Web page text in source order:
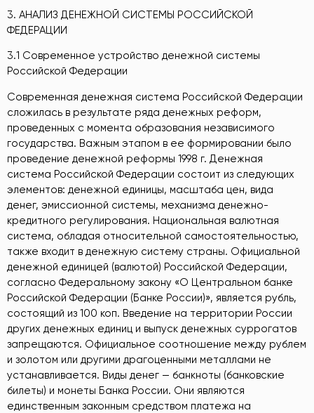
3. АНАЛИЗ ДЕНЕЖНОЙ СИСТЕМЫ РОССИЙСКОЙ
ФЕДЕРАЦИИ
3.1 Современное устройство денежной системы
Российской Федерации
Современная денежная система Российской Федерации
сложилась в результате ряда денежных реформ,
проведенных с момента образования независимого
государства. Важным этапом в ее формировании было
проведение денежной реформы 1998 г. Денежная
система Российской Федерации состоит из следующих
элементов: денежной единицы, масштаба цен, вида
денег, эмиссионной системы, механизма денежно-
кредитного регулирования. Национальная валютная
система, обладая относительной самостоятельностью,
также входит в денежную систему страны. Официальной
денежной единицей (валютой) Российской Федерации,
согласно Федеральному закону «О Центральном банке
Российской Федерации (Банке России)», является рубль,
состоящий из 100 коп. Введение на территории России
других денежных единиц и выпуск денежных суррогатов
запрещаются. Официальное соотношение между рублем
и золотом или другими драгоценными металлами не
устанавливается. Виды денег — банкноты (банковские
билеты) и монеты Банка России. Они являются
единственным законным средством платежа на